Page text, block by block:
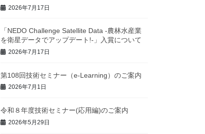
2026年7月17日
「NEDO Challenge Satellite Data -農林水産業
を衛星データでアップデート!-」入賞について
2026年7月17日
第108回技術セミナー（e-Learning）のご案内
2026年7月1日
令和８年度技術セミナー(応用編)のご案内
2026年5月29日